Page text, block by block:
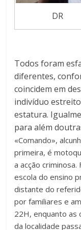
DR
Todos foram
diferentes,
coincidem em
indivíduo
estatura.
para além
«Comando»,
primeira, é
a acção
escola do ensino
distante do
por familiares e
22H, enquanto as
da localidade